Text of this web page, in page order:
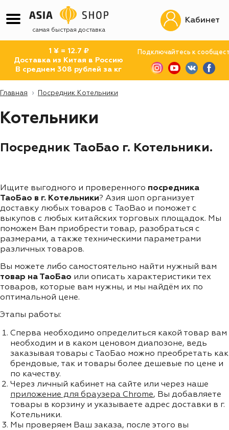
самая быстрая доставка
1 ¥ = 12.7 ₽
Доставка из Китая в Россию
В среднем 308 рублей за кг
Подключайтесь к
Кабинет
Главная Посредник Котельники
Котельники
Посредник ТаоБао г. Котельники.
Ищите выгодного и проверенного посредника
ТаоБао в г. Котельники? Азия шоп организует
доставку любых товаров с TaoBao и поможет с
выкупов с любых китайских торговых площадок. Мы
поможем Вам приобрести товар, разобраться с
размерами, а также техническими параметрами
различных товаров.
Вы можете либо самостоятельно найти нужный вам
товар на ТаоБао или описать характеристики тех
товаров, которые вам нужны, и мы найдём их по
оптимальной цене.
Этапы работы:
Сперва необходимо определиться какой товар вам
необходим и в каком ценовом диапозоне, ведь
заказывая товары с ТаоБао можно преобретать как
брендовые, так и товары более дешевые по цене и
по качеству.
Через личный кабинет на сайте или через наше
приложение для браузера Chrome, Вы добавляете
товары в корзину и указываете адрес доставки в г.
Котельники.
Мы проверяем Ваш заказа, после этого вы